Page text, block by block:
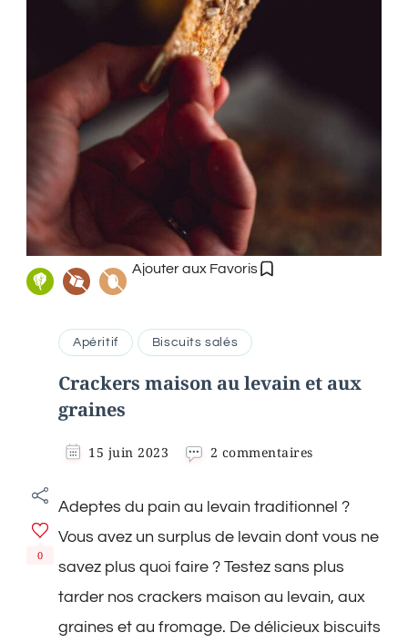
Ajouter aux Favoris
Apéritif Biscuits salés
Crackers maison au levain et aux
graines
15 juin 2023 2 commentairessur
au
levain
et
aux
0
Adeptes du pain au levain traditionnel ?
Vous avez un surplus de levain dont vous ne
savez plus quoi faire ? Testez sans plus
tarder nos crackers maison au levain, aux
graines et au fromage. De délicieux biscuits